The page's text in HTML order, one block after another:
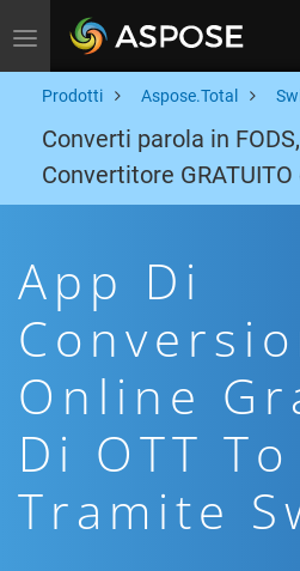
Toggle navigation
Prodotti Aspose.Total
Converti parola in
Convertitore
App Di
Online
Di OTT To
Tramite